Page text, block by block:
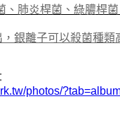
、肺炎桿菌、綠膿桿
銀離子可以殺菌種類
photos/